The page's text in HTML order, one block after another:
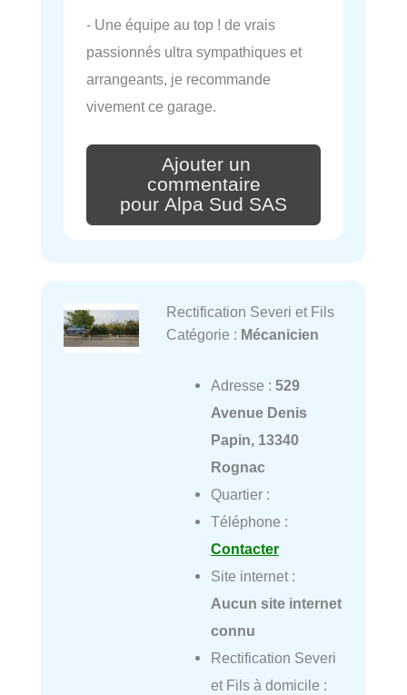
- Une équipe au top ! de vrais
passionnés ultra sympathiques et
arrangeants, je recommande
vivement ce garage.
Ajouter un
commentaire
pour Alpa Sud SAS
Rectification Severi et Fils
Catégorie : Mécanicien
Adresse : 529
Avenue Denis
Papin, 13340
Rognac
Quartier :
Téléphone :
Contacter
Site internet :
Aucun site internet
connu
Rectification Severi
et Fils à domicile :